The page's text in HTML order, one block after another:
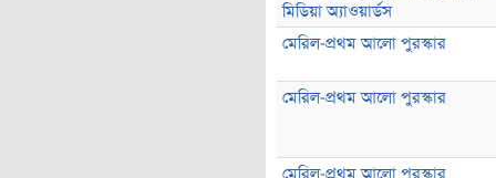
মিডিয়া অ্যাওয়ার্ডস
মেরিল-প্রথম আলো পুরস্কার
মেরিল-প্রথম আলো পুরস্কার
মেরিল-প্রথম আলো পুরস্কার